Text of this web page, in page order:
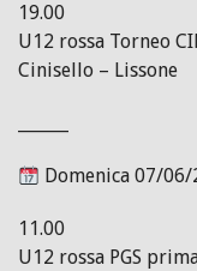
19.00
U12 rossa Torneo
Cinisello – Lissone
Domenica 07/06/
11.00
U12 rossa PGS